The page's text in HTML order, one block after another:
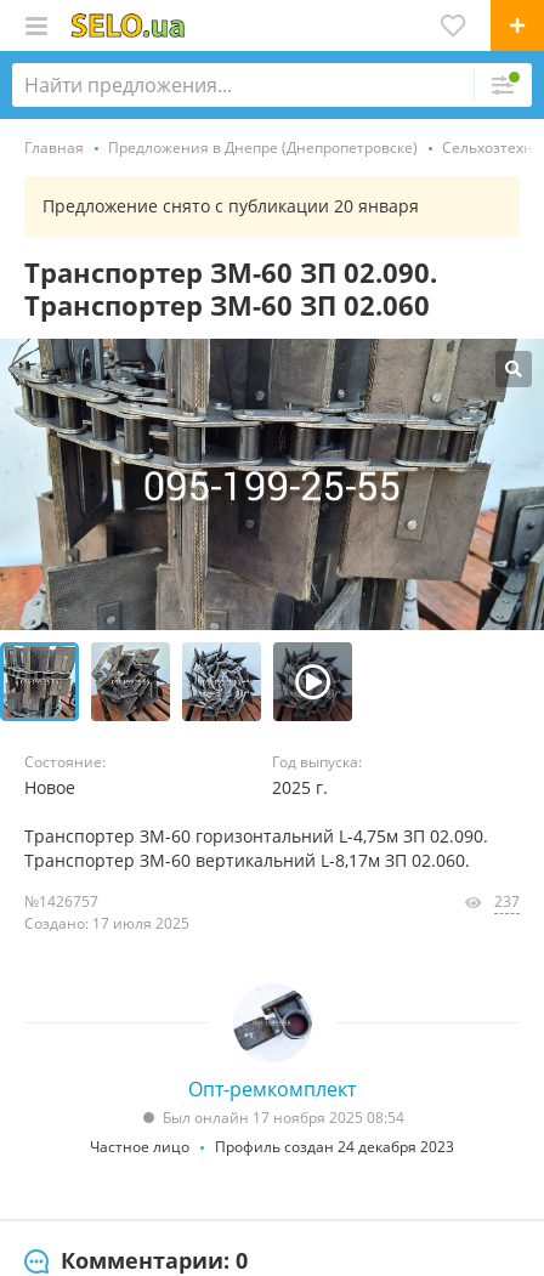
Главная Предложения в Днепре (Днепропетровске)
Предложение снято с публикации 20 января
Транспортер ЗМ-60 ЗП 02.090.
Транспортер ЗМ-60 ЗП 02.060
Состояние:
Новое
Год выпуска:
2025 г.
Транспортер ЗМ-60 горизонтальний L-4,75м ЗП 02.090.
Транспортер ЗМ-60 вертикальний L-8,17м ЗП 02.060.
№1426757
Создано: 17 июля 2025
237
Опт-ремкомплект
Был онлайн 17 ноября 2025 08:54
Частное лицо
Профиль создан 24 декабря 2023
Комментарии: 0